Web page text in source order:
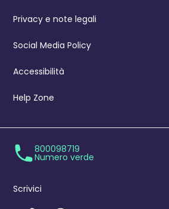
Privacy e note legali
Social Media Policy
Accessibilità
Help Zone
800098719
Numero verde
Scrivici